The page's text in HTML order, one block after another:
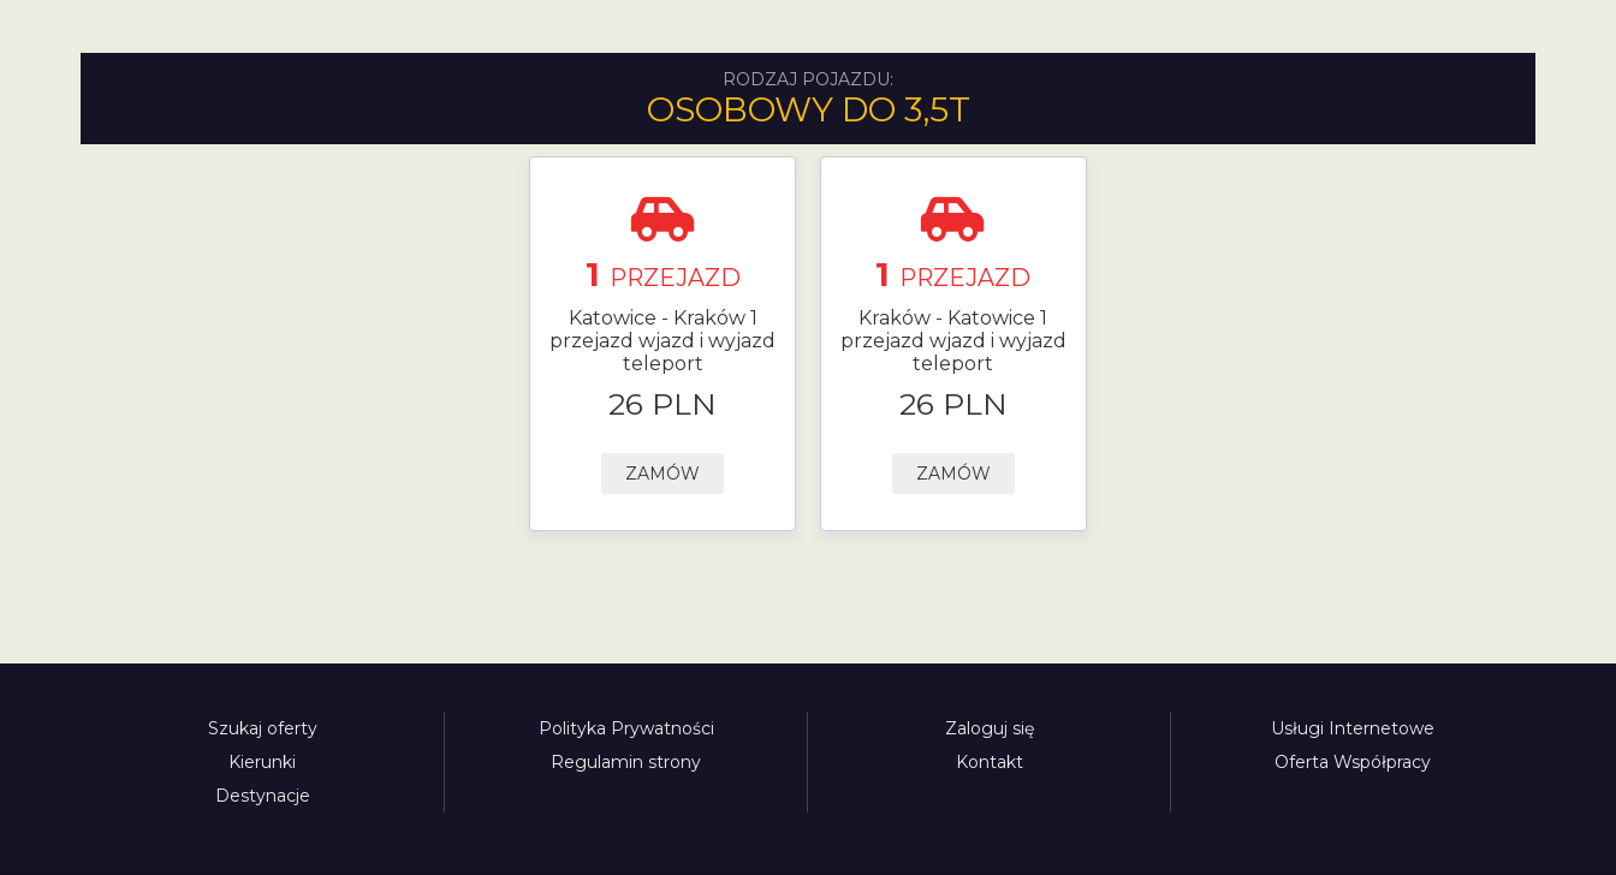
RODZAJ POJAZDU:
OSOBOWY DO 3,5T
1 PRZEJAZD
Katowice - Kraków 1
przejazd wjazd i wyjazd
teleport
26 PLN
ZAMÓW
1 PRZEJAZD
Kraków - Katowice 1
przejazd wjazd i wyjazd
teleport
26 PLN
ZAMÓW
Szukaj oferty
Kierunki
Destynacje
Polityka Prywatności
Regulamin strony
Zaloguj się
Kontakt
Usługi Internetowe
Oferta Współpracy